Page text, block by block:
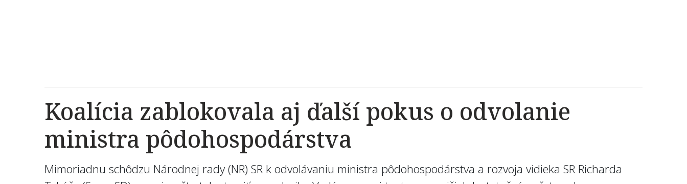
Koalícia zablokovala aj ďalší pokus o odvolanie
ministra pôdohospodárstva
Mimoriadnu schôdzu Národnej rady (NR) SR k odvolávaniu ministra pôdohospodárstva a rozvoja vidieka SR Richarda